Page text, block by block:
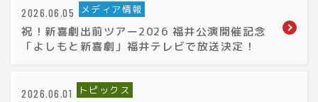
2026.06.05 メディア情報
祝！新喜劇出前ツアー2026 福井公演開催記念
「よしもと新喜劇」福井テレビで放送決定！
2026.06.01 トピックス